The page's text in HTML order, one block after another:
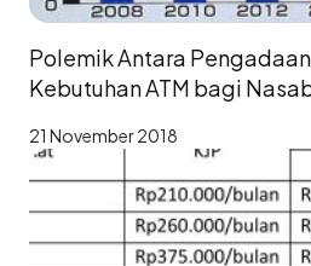
Polemik Antara
Kebutuhan ATM bagi
21 November 2018